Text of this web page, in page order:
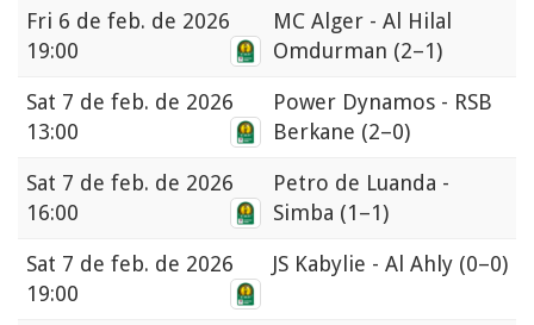
Fri 6 de feb. de 2026
19:00
MC Alger - Al Hilal
Omdurman (2–1)
Sat 7 de feb. de 2026
13:00
Power Dynamos - RSB
Berkane (2–0)
Sat 7 de feb. de 2026
16:00
Petro de Luanda -
Simba (1–1)
Sat 7 de feb. de 2026
19:00
JS Kabylie - Al Ahly (0–0)